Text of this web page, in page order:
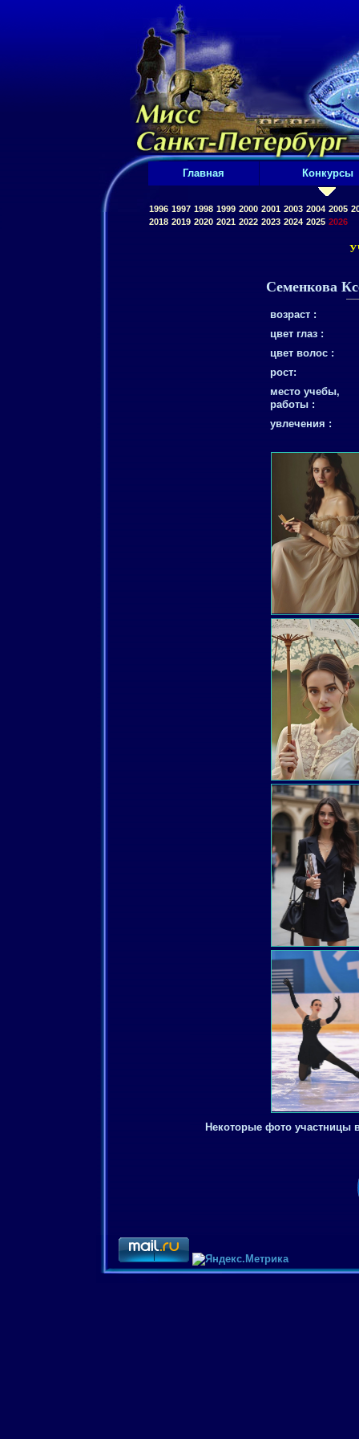
Главная Конкурсы
1996 1997 1998 1999 2000 2001 2003 2004 2005
2018 2019 2020 2021 2022 2023 2024 2025 2026
Семенкова
возраст :
цвет глаз :
цвет волос :
рост:
место учебы,
работы :
увлечения :
Некоторые фото участницы